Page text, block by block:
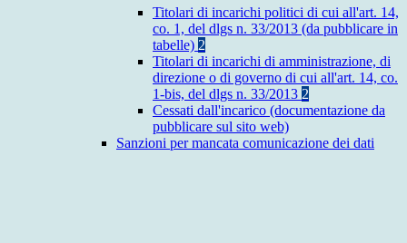
Titolari di incarichi politici di cui all'art. 14,
co. 1, del dlgs n. 33/2013 (da pubblicare in
tabelle) 2
Titolari di incarichi di amministrazione, di
direzione o di governo di cui all'art. 14, co.
1-bis, del dlgs n. 33/2013 2
Cessati dall'incarico (documentazione da
pubblicare sul sito web)
Sanzioni per mancata comunicazione dei dati